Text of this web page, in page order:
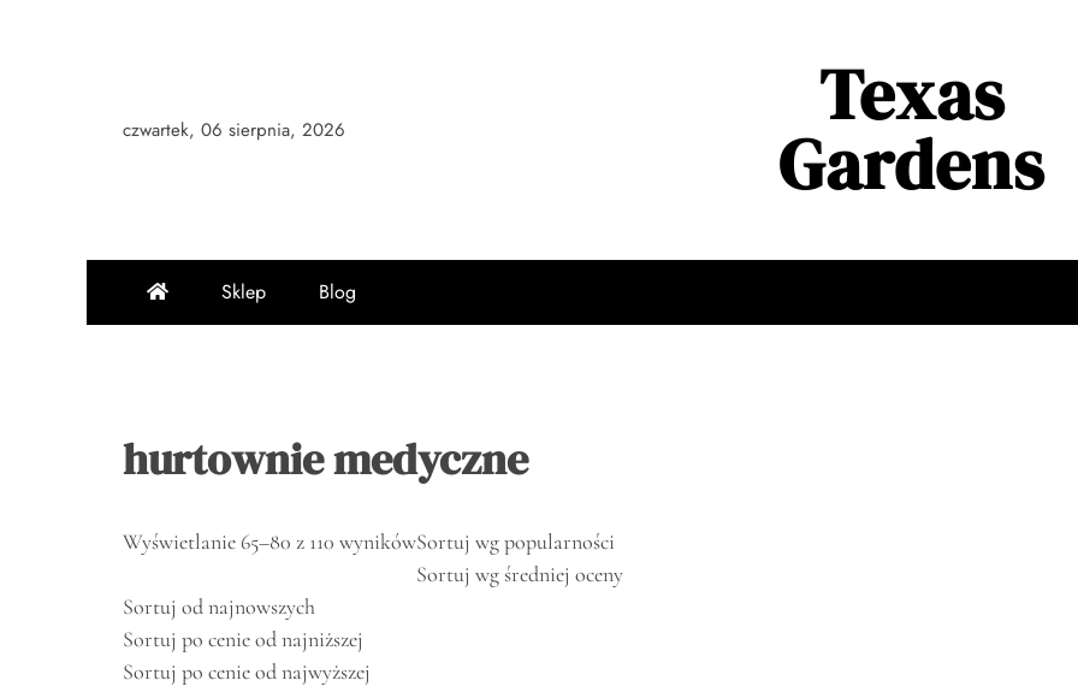
czwartek, 06 sierpnia, 2026
Texas
Gardens
Sklep Blog
hurtownie medyczne
Wyświetlanie 65–80 z 110 wynikówSortuj wg popularności
Sortuj wg średniej oceny
Sortuj od najnowszych
Sortuj po cenie od najniższej
Sortuj po cenie od najwyższej